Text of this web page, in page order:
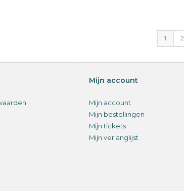
1 2
Mijn account
Mijn account
Mijn bestellingen
Mijn tickets
Mijn verlanglijst